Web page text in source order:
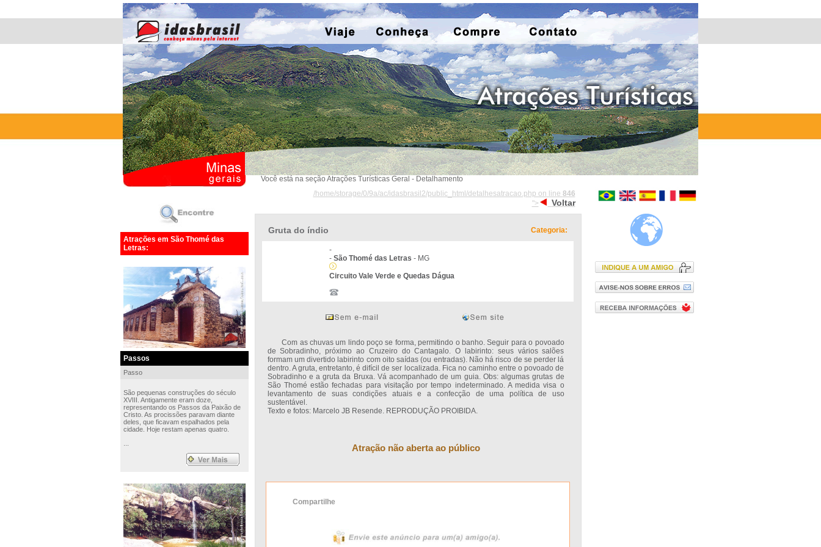
Atrações em São Thomé das
Letras:
Passos
Passo
São pequenas construções do século
XVIII. Antigamente eram doze,
representando os Passos da Paixão de
Cristo. As procissões paravam diante
deles, que ficavam espalhados pela
cidade. Hoje restam apenas quatro.
Você está na seção Atrações Turísticas Geral - Detalhamento
/home/storage/0/9a/ac/idasbrasil2/public_html/detalhesatracao.php on line 846
">
Voltar
Gruta do índio Categoria:
-
- São Thomé das Letras - MG
Circuito Vale Verde e Quedas Dágua
Com as chuvas um lindo poço se forma, permitindo o banho. Seguir para o povoado
de Sobradinho, próximo ao Cruzeiro do Cantagalo. O labirinto: seus vários salões
formam um divertido labirinto com oito saídas (ou entradas). Não há risco de se perder lá
dentro. A gruta, entretanto, é difícil de ser localizada. Fica no caminho entre o povoado de
Sobradinho e a gruta da Bruxa. Vá acompanhado de um guia. Obs: algumas grutas de
São Thomé estão fechadas para visitação por tempo indeterminado. A medida visa o
levantamento de suas condições atuais e a confecção de uma política de uso
sustentável.
Texto e fotos: Marcelo JB Resende. REPRODUÇÃO PROIBIDA.
Atração não aberta ao público
Compartilhe